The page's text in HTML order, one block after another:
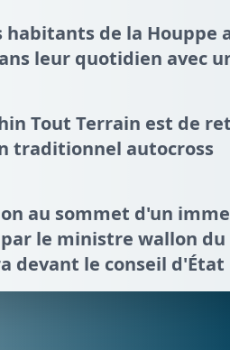
habitants de la Houppe
leur quotidien avec
Tout Terrain est de
traditionnel autocross
au sommet d'un
le ministre wallon
devant le conseil d'État